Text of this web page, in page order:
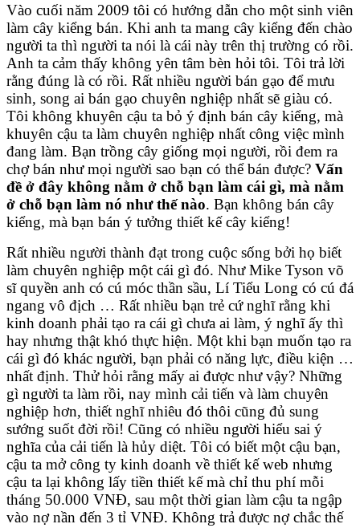
Vào cuối năm 2009 tôi có hướng dẫn cho một sinh viên
làm cây kiểng bán. Khi anh ta mang cây kiểng đến chào
người ta thì người ta nói là cái này trên thị trường có rồi.
Anh ta cảm thấy không yên tâm bèn hỏi tôi. Tôi trả lời
rằng đúng là có rồi. Rất nhiều người bán gạo để mưu
sinh, song ai bán gạo chuyên nghiệp nhất sẽ giàu có.
Tôi không khuyên cậu ta bỏ ý định bán cây kiểng, mà
khuyên cậu ta làm chuyên nghiệp nhất công việc mình
đang làm. Bạn trồng cây giống mọi người, rồi đem ra
chợ bán như mọi người sao bạn có thể bán được? Vấn
đề ở đây không nằm ở chỗ bạn làm cái gì, mà nằm
ở chỗ bạn làm nó như thế nào. Bạn không bán cây
kiểng, mà bạn bán ý tưởng thiết kế cây kiểng!
Rất nhiều người thành đạt trong cuộc sống bởi họ biết
làm chuyên nghiệp một cái gì đó. Như Mike Tyson võ
sĩ quyền anh có cú móc thần sầu, Lí Tiểu Long có cú đá
ngang vô địch … Rất nhiều bạn trẻ cứ nghĩ rằng khi
kinh doanh phải tạo ra cái gì chưa ai làm, ý nghĩ ấy thì
hay nhưng thật khó thực hiện. Một khi bạn muốn tạo ra
cái gì đó khác người, bạn phải có năng lực, điều kiện …
nhất định. Thử hỏi rằng mấy ai được như vậy? Những
gì người ta làm rồi, nay mình cải tiến và làm chuyên
nghiệp hơn, thiết nghĩ nhiêu đó thôi cũng đủ sung
sướng suốt đời rồi! Cũng có nhiều người hiểu sai ý
nghĩa của cải tiến là hủy diệt. Tôi có biết một cậu bạn,
cậu ta mở công ty kinh doanh về thiết kế web nhưng
cậu ta lại không lấy tiền thiết kế mà chỉ thu phí mỗi
tháng 50.000 VNĐ, sau một thời gian làm cậu ta ngập
vào nợ nần đến 3 tỉ VNĐ. Không trả được nợ chắc thế